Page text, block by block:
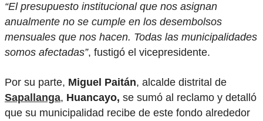
“El presupuesto institucional que nos asignan
anualmente no se cumple en los desembolsos
mensuales que nos hacen. Todas las municipalidades
somos afectadas”, fustigó el vicepresidente.
Por su parte, Miguel Paitán, alcalde distrital de
Sapallanga, Huancayo, se sumó al reclamo y detalló
que su municipalidad recibe de este fondo alrededor